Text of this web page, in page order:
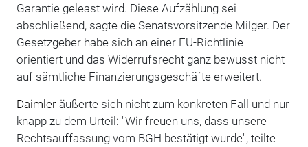
Garantie geleast wird. Diese Aufzählung sei
abschließend, sagte die Senatsvorsitzende Milger. Der
Gesetzgeber habe sich an einer EU-Richtlinie
orientiert und das Widerrufsrecht ganz bewusst nicht
auf sämtliche Finanzierungsgeschäfte erweitert.
Daimleräußerte sich nicht zum konkreten Fall und nur
knapp zu dem Urteil: "Wir freuen uns, dass unsere
Rechtsauffassung vom BGH bestätigt wurde", teilte